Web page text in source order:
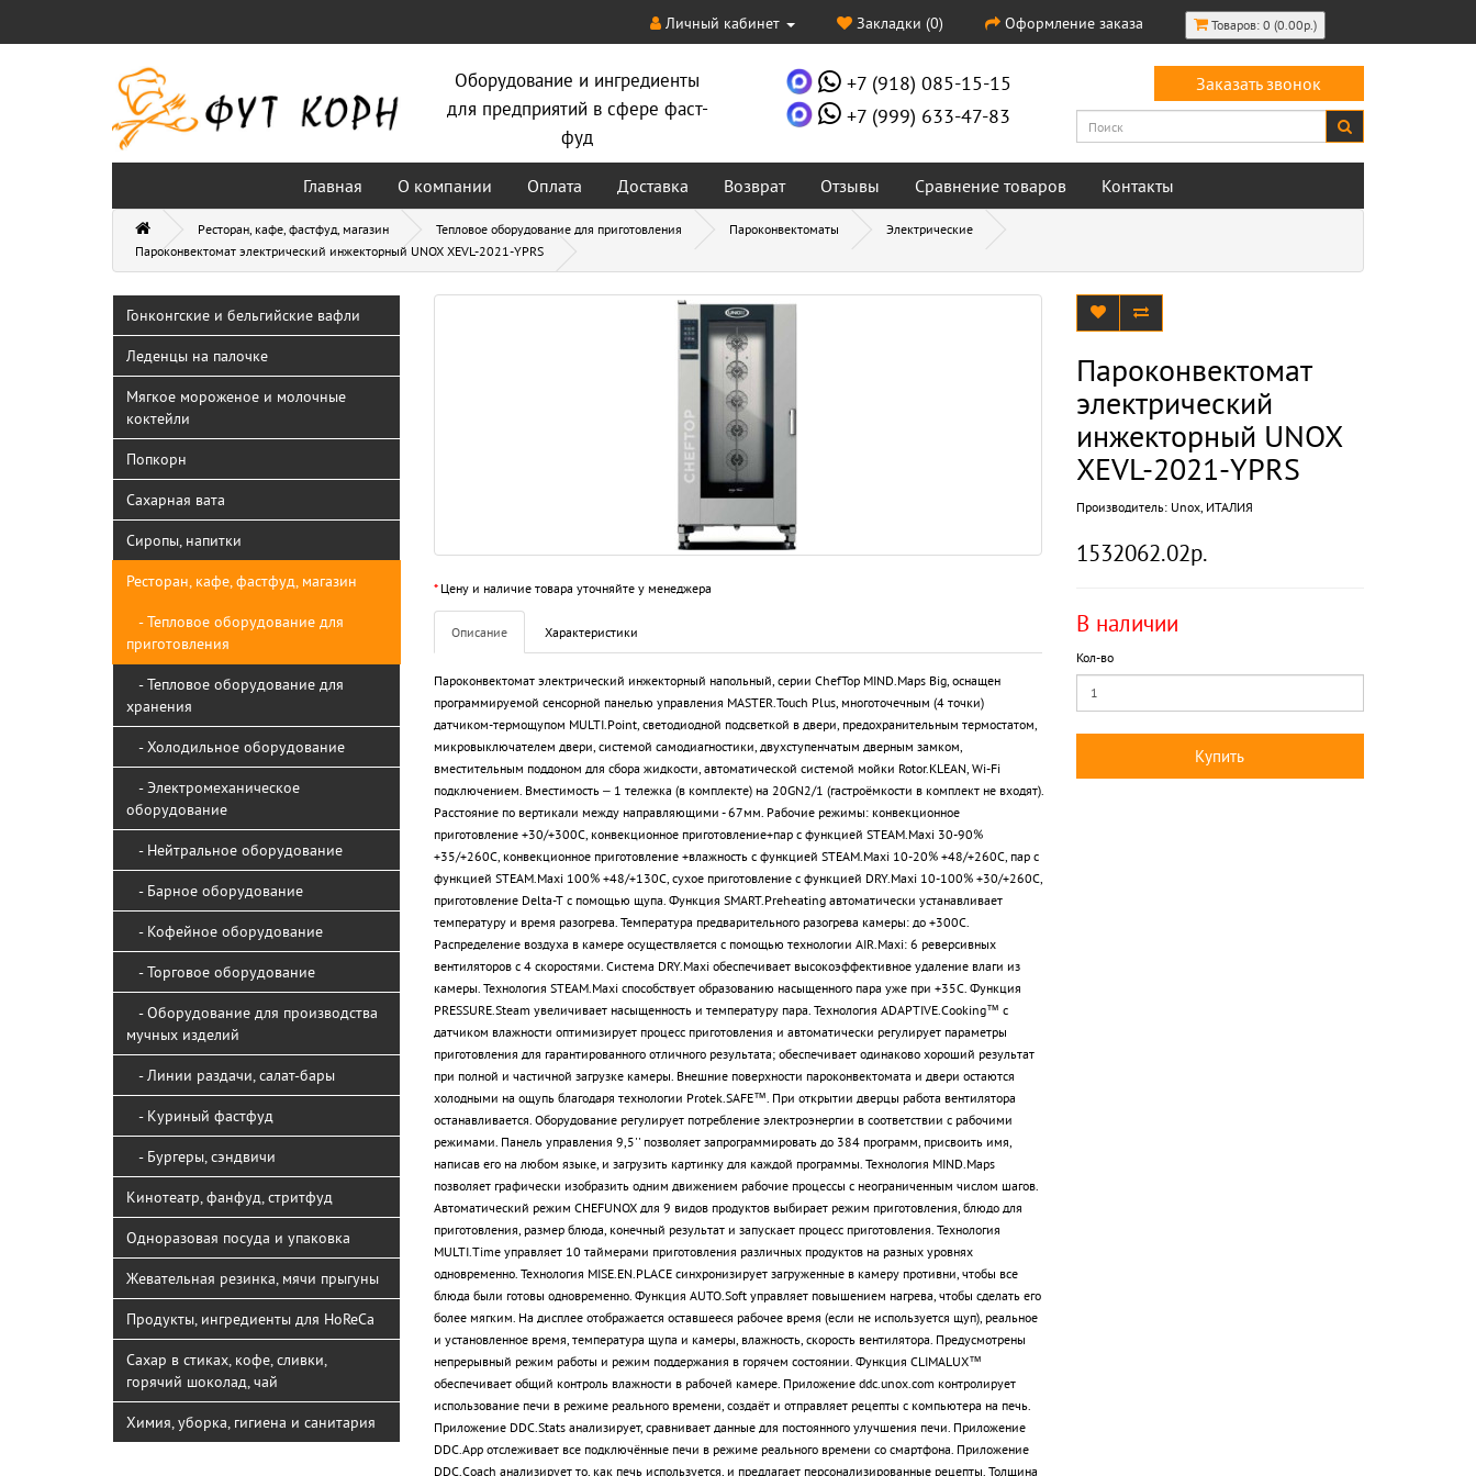
Личный кабинет Закладки (0) Оформление заказа Товаров: 0 (0.00р.)
Оборудование и ингредиенты
для предприятий в сфере фаст-
фуд
+7 (918) 085-15-15
+7 (999) 633-47-83
Заказать звонок
Главная О компании Оплата Доставка Возврат Отзывы Сравнение товаров Контакты
Ресторан, кафе, фастфуд, магазин Тепловое оборудование для приготовления Пароконвектоматы
Электрические
Пароконвектомат электрический инжекторный UNOX XEVL-2021-YPRS
Гонконгские и бельгийские вафли
Леденцы на палочке
Мягкое мороженое и молочные
коктейли
Попкорн
Сахарная вата
Сиропы, напитки
Ресторан, кафе, фастфуд, магазин
- Тепловое оборудование для
приготовления
- Тепловое оборудование для
хранения
- Холодильное оборудование
- Электромеханическое
оборудование
- Нейтральное оборудование
- Барное оборудование
- Кофейное оборудование
- Торговое оборудование
- Оборудование для производства
мучных изделий
- Линии раздачи, салат-бары
- Куриный фастфуд
- Бургеры, сэндвичи
Кинотеатр, фанфуд, стритфуд
Одноразовая посуда и упаковка
Жевательная резинка, мячи прыгуны
Продукты, ингредиенты для HoReCa
Сахар в стиках, кофе, сливки,
горячий шоколад, чай
Химия, уборка, гигиена и санитария
*Цену и наличие товара уточняйте у менеджера
Пароконвектомат
электрический
инжекторный UNOX
XEVL-2021-YPRS
Производитель: Unox, ИТАЛИЯ
1532062.02р.
В наличии
Кол-во
Купить
Описание Характеристики
Пароконвектомат электрический инжекторный напольный, серии ChefTop MIND.Maps Big, оснащен
программируемой сенсорной панелью управления MASTER.Touch Plus, многоточечным (4 точки)
датчиком-термощупом MULTI.Point, светодиодной подсветкой в двери, предохранительным термостатом,
микровыключателем двери, системой самодиагностики, двухступенчатым дверным замком,
вместительным поддоном для сбора жидкости, автоматической системой мойки Rotor.KLEAN, Wi-Fi
подключением. Вместимость – 1 тележка (в комплекте) на 20GN2/1 (гастроёмкости в комплект не входят).
Расстояние по вертикали между направляющими - 67мм. Рабочие режимы: конвекционное
приготовление +30/+300С, конвекционное приготовление+пар с функцией STEAM.Maxi 30-90%
+35/+260С, конвекционное приготовление +влажность с функцией STEAM.Maxi 10-20% +48/+260С, пар с
функцией STEAM.Maxi 100% +48/+130С, сухое приготовление с функцией DRY.Maxi 10-100% +30/+260С,
приготовление Delta-T с помощью щупа. Функция SMART.Preheating автоматически устанавливает
температуру и время разогрева. Температура предварительного разогрева камеры: до +300С.
Распределение воздуха в камере осуществляется с помощью технологии AIR.Maxi: 6 реверсивных
вентиляторов с 4 скоростями. Система DRY.Maxi обеспечивает высокоэффективное удаление влаги из
камеры. Технология STEAM.Maxi способствует образованию насыщенного пара уже при +35С. Функция
PRESSURE.Steam увеличивает насыщенность и температуру пара. Технология ADAPTIVE.Cooking™ с
датчиком влажности оптимизирует процесс приготовления и автоматически регулирует параметры
приготовления для гарантированного отличного результата; обеспечивает одинаково хороший результат
при полной и частичной загрузке камеры. Внешние поверхности пароконвектомата и двери остаются
холодными на ощупь благодаря технологии Protek.SAFE™. При открытии дверцы работа вентилятора
останавливается. Оборудование регулирует потребление электроэнергии в соответствии с рабочими
режимами. Панель управления 9,5'' позволяет запрограммировать до 384 программ, присвоить имя,
написав его на любом языке, и загрузить картинку для каждой программы. Технология MIND.Maps
позволяет графически изобразить одним движением рабочие процессы с неограниченным числом шагов.
Автоматический режим CHEFUNOX для 9 видов продуктов выбирает режим приготовления, блюдо для
приготовления, размер блюда, конечный результат и запускает процесс приготовления. Технология
MULTI.Time управляет 10 таймерами приготовления различных продуктов на разных уровнях
одновременно. Технология MISE.EN.PLACE синхронизирует загруженные в камеру противни, чтобы все
блюда были готовы одновременно. Функция AUTO.Soft управляет повышением нагрева, чтобы сделать его
более мягким. На дисплее отображается оставшееся рабочее время (если не используется щуп), реальное
и установленное время, температура щупа и камеры, влажность, скорость вентилятора. Предусмотрены
непрерывный режим работы и режим поддержания в горячем состоянии. Функция CLIMALUX™
обеспечивает общий контроль влажности в рабочей камере. Приложение ddc.unox.com контролирует
использование печи в режиме реального времени, создаёт и отправляет рецепты с компьютера на печь.
Приложение DDC.Stats анализирует, сравнивает данные для постоянного улучшения печи. Приложение
DDC.App отслеживает все подключённые печи в режиме реального времени со смартфона. Приложение
DDC.Coach анализирует то, как печь используется, и предлагает персонализированные рецепты. Толщина